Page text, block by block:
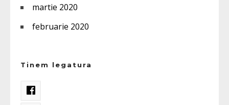
martie 2020
februarie 2020
Tinem legatura